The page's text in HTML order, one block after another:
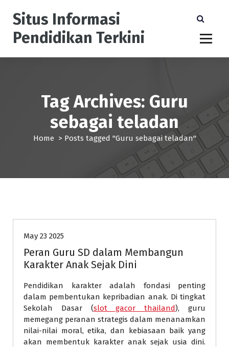
Situs Informasi
Pendidikan Terkini
Tag Archives: Guru
sebagai teladan
Home > Posts tagged "Guru sebagai teladan"
May 23 2025
Peran Guru SD dalam Membangun
Karakter Anak Sejak Dini
Pendidikan karakter adalah fondasi penting
dalam pembentukan kepribadian anak. Di tingkat
Sekolah Dasar (slot gacor thailand), guru
memegang peranan strategis dalam menanamkan
nilai-nilai moral, etika, dan kebiasaan baik yang
akan membentuk karakter anak sejak usia dini.